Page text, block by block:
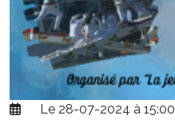
Le 28-07-2024 à 15:00